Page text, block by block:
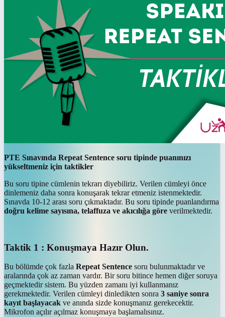
PTE Sınavında Repeat Sentence soru tipinde puanınızı
yükseltmeniz için taktikler
Bu soru tipine cümlenin tekrarı diyebiliriz. Verilen cümleyi önce
dinlemeniz daha sonra konuşarak tekrar etmeniz istenmektedir.
Sınavda 10-12 arası soru çıkmaktadır. Bu soru tipinde puanlandırma
doğru kelime sayısına, telaffuza ve akıcılığa göre verilmektedir.
Taktik 1 : Konuşmaya Hazır Olun.
Bu bölümde çok fazla Repeat Sentence soru bulunmaktadır ve
aralarında çok az zaman vardır. Bir soru bitince hemen diğer soruya
geçmektedir sistem. Bu yüzden zamanı iyi kullanmanız
gerekmektedir. Verilen cümleyi dinledikten sonra 3 saniye sonra
kayıt başlayacak ve anında sizde konuşmanız gerekecektir.
Mikrofon açılır açılmaz konuşmaya başlamalısınız.